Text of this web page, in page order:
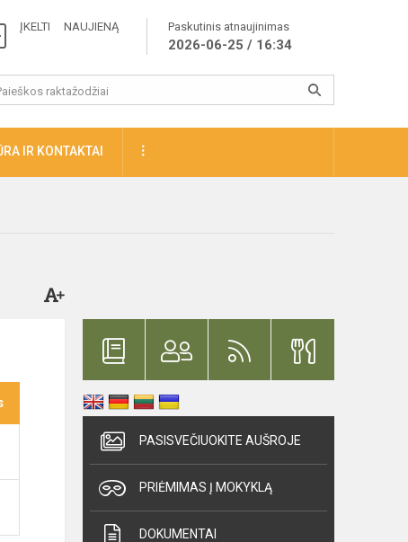
ĮKELTI NAUJIENĄ Paskutinis atnaujinimas
2026-06-25 / 16:34
IR KONTAKTAI
PASISVEČIUOKITE AUŠROJE
PRIĖMIMAS Į MOKYKLĄ
DOKUMENTAI